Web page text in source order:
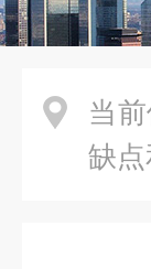
当前
缺点